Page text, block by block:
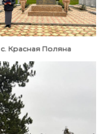
с. Красная Поляна